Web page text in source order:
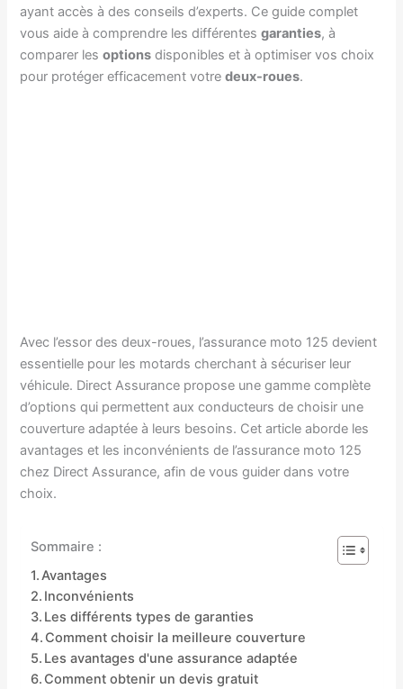
ayant accès à des conseils d’experts. Ce guide complet
vous aide à comprendre les différentesgaranties, à
comparer lesoptions disponibles et à optimiser vos choix
pour protéger efficacement votredeux-roues.
Avec l’essor des deux-roues, l’assurance moto 125 devient
essentielle pour les motards cherchant à sécuriser leur
véhicule. Direct Assurance propose une gamme complète
d’options qui permettent aux conducteurs de choisir une
couverture adaptée à leurs besoins. Cet article aborde les
avantages et les inconvénients de l’assurance moto 125
chez Direct Assurance, afin de vous guider dans votre
choix.
Sommaire :
Avantages
Inconvénients
Les différents types de garanties
Comment choisir la meilleure couverture
Les avantages d'une assurance adaptée
Comment obtenir un devis gratuit